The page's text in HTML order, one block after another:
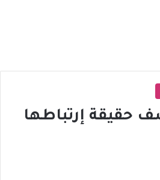
حقيقة إرتباطها